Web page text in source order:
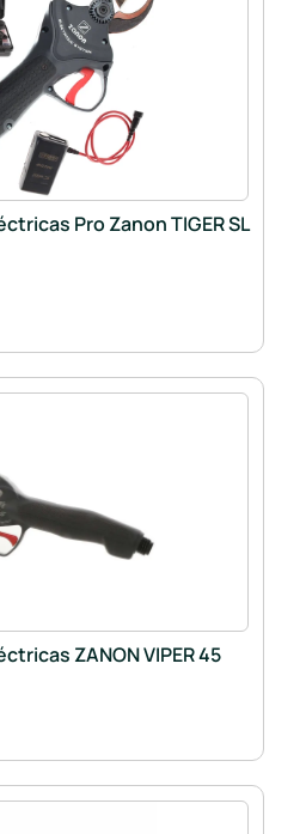
Pro Zanon TIGER SL
ZANON VIPER 45